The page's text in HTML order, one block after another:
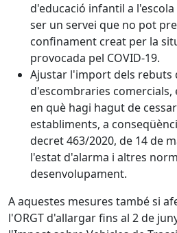
d'educació infantil a
ser un servei que no pot
confinament creat per la
provocada pel COVID-19.
Ajustar l'import dels rebuts
d'escombraries
en què hagi hagut de
establiments, a
decret 463/2020, de 14 de
l'estat d'alarma i altres
desenvolupament.
A aquestes mesures també si
l'ORGT d'allargar fins al 2 de